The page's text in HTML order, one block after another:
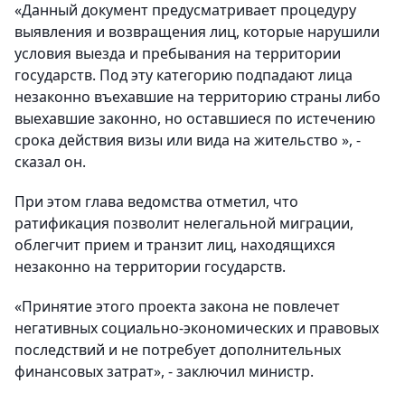
«Данный документ предусматривает процедуру
выявления и возвращения лиц, которые нарушили
условия выезда и пребывания на территории
государств. Под эту категорию подпадают лица
незаконно въехавшие на территорию страны либо
выехавшие законно, но оставшиеся по истечению
срока действия визы или вида на жительство », -
сказал он.
При этом глава ведомства отметил, что
ратификация позволит нелегальной миграции,
облегчит прием и транзит лиц, находящихся
незаконно на территории государств.
«Принятие этого проекта закона не повлечет
негативных социально-экономических и правовых
последствий и не потребует дополнительных
финансовых затрат», - заключил министр.